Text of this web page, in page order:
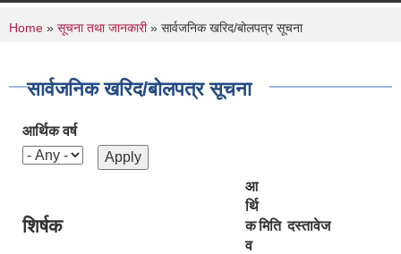
You are here
Home » सूचना तथा जानकारी» सार्वजनिक खरिद/बोलपत्र सूचना
सार्वजनिक खरिद/बोलपत्र सूचना
आर्थिक वर्ष
शिर्षक
आ
र्थि
क
व
मिति दस्तावेज